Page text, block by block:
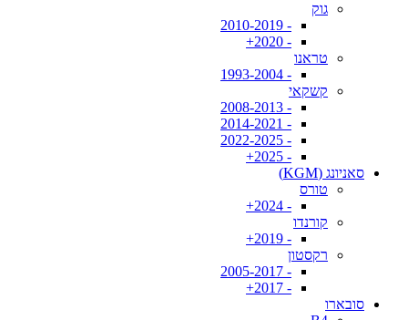
גוק
- 2010-2019
- 2020+
טראנו
- 1993-2004
קשקאי
- 2008-2013
- 2014-2021
- 2022-2025
- 2025+
סאניונג (KGM)
טורס
- 2024+
קורנדו
- 2019+
רקסטון
- 2005-2017
- 2017+
סובארו